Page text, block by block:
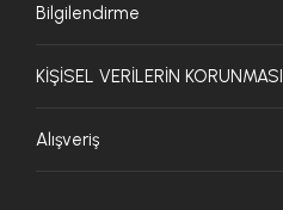
Bilgilendirme
KİŞİSEL VERİLERİN KORUNMASI
Alışveriş